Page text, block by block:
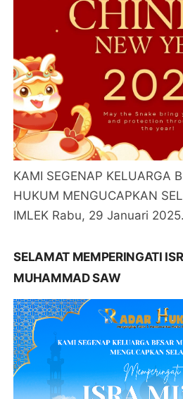
KAMI SEGENAP KELUARGA
HUKUM MENGUCAPKAN
IMLEK Rabu, 29 Januari 2025.
SELAMAT MEMPERINGATI
MUHAMMAD SAW